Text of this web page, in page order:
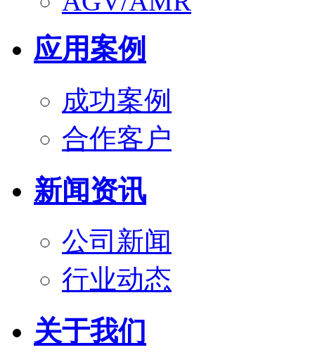
应用案例
成功案例
合作客户
新闻资讯
公司新闻
行业动态
关于我们